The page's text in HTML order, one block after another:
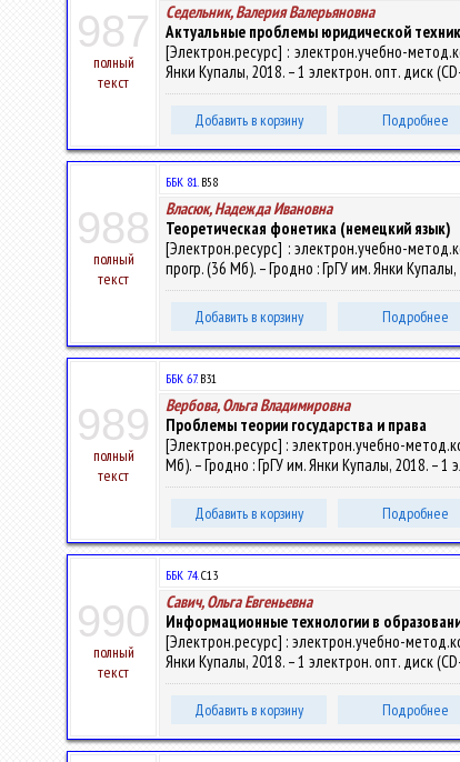
987
полный
текст
Седельник, Валерия Валерьяновна
Актуальные проблемы юридической
[Электрон.ресурс] : электрон.учебно-
Янки Купалы, 2018. – 1 электрон. опт. диск
Добавить в корзину Подробнее
988
полный
текст
ББК 81.В58
Власюк, Надежда Ивановна
Теоретическая фонетика (немецкий язык)
[Электрон.ресурс] : электрон.учебно-
прогр. (36 Мб). – Гродно : ГрГУ им. Янки
Добавить в корзину Подробнее
989
полный
текст
ББК 67.В31
Вербова, Ольга Владимировна
Проблемы теории государства и права
[Электрон.ресурс] : электрон.учебно-
Мб). – Гродно : ГрГУ им. Янки Купалы, 2018. –
Добавить в корзину Подробнее
990
полный
текст
ББК 74.С13
Савич, Ольга Евгеньевна
Информационные технологии в
[Электрон.ресурс] : электрон.учебно-
Янки Купалы, 2018. – 1 электрон. опт. диск
Добавить в корзину Подробнее